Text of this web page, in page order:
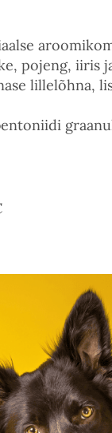
pojeng, iiris
lillelõhna,